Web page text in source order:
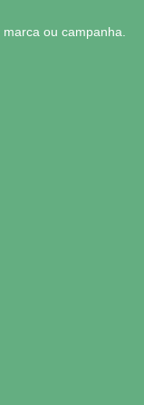
ou campanha.